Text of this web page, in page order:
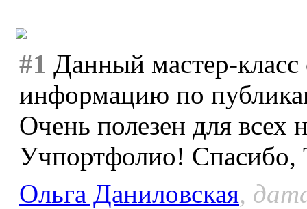
#1 Данный мастер-
информацию по
Очень полезен для
Учпортфолио! Спасибо,
Ольга Даниловская,